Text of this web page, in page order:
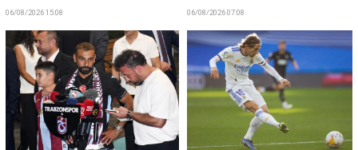
06/08/2026 15:08 06/08/2026 07:08